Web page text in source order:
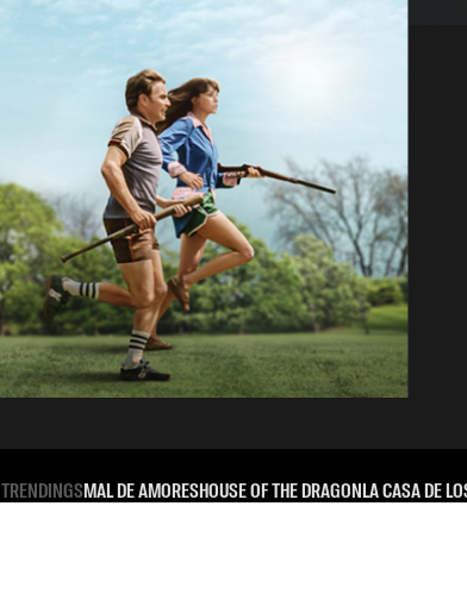
TRENDINGSMAL DE AMORESHOUSE OF THE DRAGONLA CASA DE